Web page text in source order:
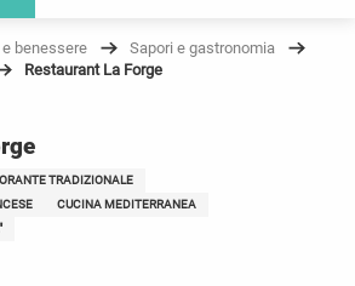
benessere
Sapori e gastronomia
Restaurant La Forge
TRADIZIONALE
CUCINA MEDITERRANEA